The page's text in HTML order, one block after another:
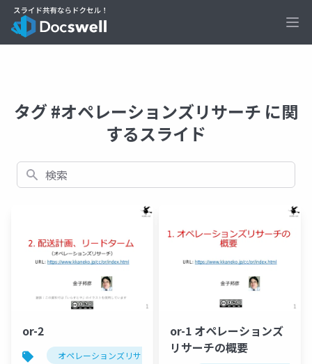
タグ #オペレーションズリサーチ に関
するスライド
検索
or-2
オペレーションズリサーチ 配送 在庫
or-1 オペレーションズ
リサーチの概要